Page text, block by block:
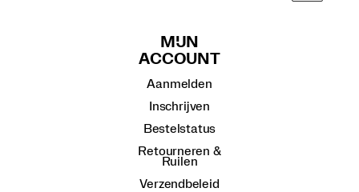
MIJN
ACCOUNT
Aanmelden
Inschrijven
Bestelstatus
Retourneren &
Ruilen
Verzendbeleid